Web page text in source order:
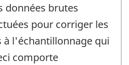
données brutes
pour corriger les
à l'échantillonnage qui
comporte